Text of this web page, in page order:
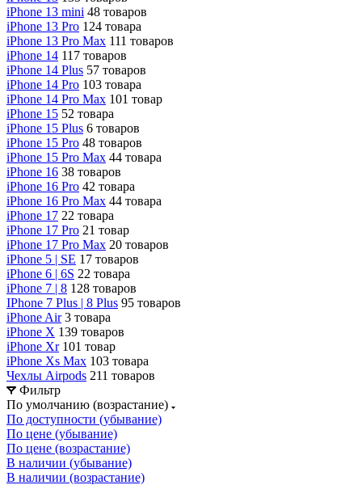
iPhone 13 mini 48 товаров
iPhone 13 Pro 124 товара
iPhone 13 Pro Max 111 товаров
iPhone 14 117 товаров
iPhone 14 Plus 57 товаров
iPhone 14 Pro 103 товара
iPhone 14 Pro Max 101 товар
iPhone 15 52 товара
iPhone 15 Plus 6 товаров
iPhone 15 Pro 48 товаров
iPhone 15 Pro Max 44 товара
iPhone 16 38 товаров
iPhone 16 Pro 42 товара
iPhone 16 Pro Max 44 товара
iPhone 17 22 товара
iPhone 17 Pro 21 товар
iPhone 17 Pro Max 20 товаров
iPhone 5 | SE 17 товаров
iPhone 6 | 6S 22 товара
iPhone 7 | 8 128 товаров
IPhone 7 Plus | 8 Plus 95 товаров
iPhone Air 3 товара
iPhone X 139 товаров
iPhone Xr 101 товар
iPhone Xs Max 103 товара
Чехлы Airpods 211 товаров
Фильтр
По умолчанию (возрастание)
По доступности (убывание)
По цене (убывание)
По цене (возрастание)
В наличии (убывание)
В наличии (возрастание)